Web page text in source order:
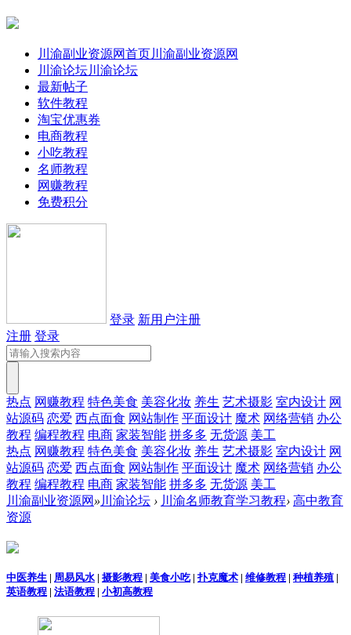
川渝副业资源网首页川渝副业资源网
川渝论坛川渝论坛
最新帖子
软件教程
淘宝优惠券
电商教程
小吃教程
名师教程
网赚教程
免费积分
登录 新用户注册
注册 登录
热点 网赚教程 特色美食 美容化妆 养生 艺术摄影 室内设计 网
站源码 恋爱 西点面食 网站制作 平面设计 魔术 网络营销 办公
教程 编程教程 电商 家装智能 拼多多 无货源 美工
热点 网赚教程 特色美食 美容化妆 养生 艺术摄影 室内设计 网
站源码 恋爱 西点面食 网站制作 平面设计 魔术 网络营销 办公
教程 编程教程 电商 家装智能 拼多多 无货源 美工
川渝副业资源网 » 川渝论坛 › 川渝名师教育学习教程› 高中教育
资源
中医养生 | 周易风水 | 摄影教程 | 美食小吃| 扑克魔术 | 维修教程 | 种植养殖 |
英语教程 | 法语教程 | 小初高教程